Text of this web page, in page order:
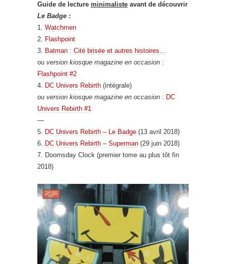
Guide de lecture minimaliste avant de découvrir
Le Badge :
1. Watchmen
2.
Flashpoint
3.
Batman : Cité brisée et autres histoires…
ou version kiosque magazine en occasion :
Flashpoint #2
4.
DC Univers Rebirth (intégrale)
ou version kiosque magazine en occasion : DC
Univers Rebirth #1
—
5.
DC Univers Rebirth – Le Badge (13 avril 2018)
6.
DC Univers Rebirth – Superman (29 juin 2018)
7. Doomsday Clock (premier tome au plus tôt fin
2018)